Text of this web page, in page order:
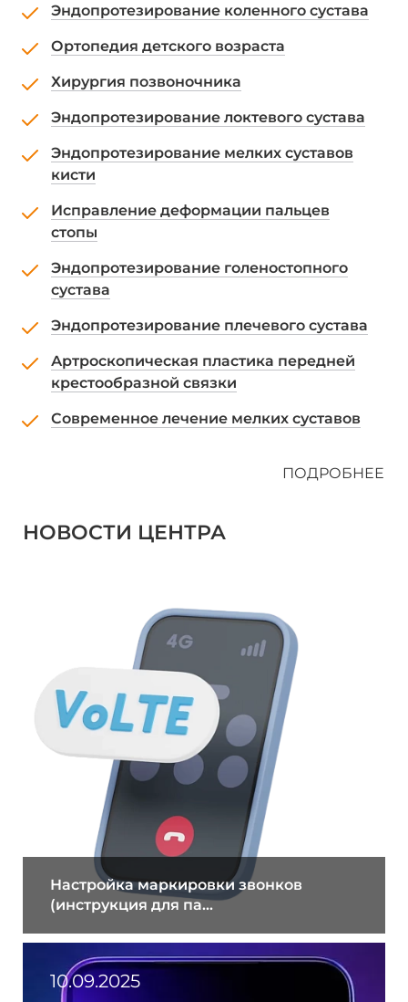
Эндопротезирование коленного сустава
Ортопедия детского возраста
Хирургия позвоночника
Эндопротезирование локтевого сустава
Эндопротезирование мелких суставов
кисти
Исправление деформации пальцев
стопы
Эндопротезирование голеностопного
сустава
Эндопротезирование плечевого сустава
Артроскопическая пластика передней
крестообразной связки
Современное лечение мелких суставов
ПОДРОБНЕЕ
НОВОСТИ ЦЕНТРА
Настройка маркировки звонков
(инструкция для па...
10.09.2025